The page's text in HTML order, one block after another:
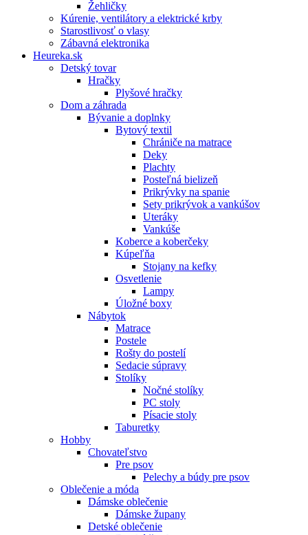
Žehličky
Kúrenie, ventilátory a elektrické krby
Starostlivosť o vlasy
Zábavná elektronika
Heureka.sk
Detský tovar
Hračky
Plyšové hračky
Dom a záhrada
Bývanie a doplnky
Bytový textil
Chrániče na matrace
Deky
Plachty
Posteľná bielizeň
Prikrývky na spanie
Sety prikrývok a vankúšov
Uteráky
Vankúše
Koberce a koberčeky
Kúpeľňa
Stojany na kefky
Osvetlenie
Lampy
Úložné boxy
Nábytok
Matrace
Postele
Rošty do postelí
Sedacie súpravy
Stolíky
Nočné stolíky
PC stoly
Písacie stoly
Taburetky
Hobby
Chovateľstvo
Pre psov
Pelechy a búdy pre psov
Oblečenie a móda
Dámske oblečenie
Dámske župany
Detské oblečenie